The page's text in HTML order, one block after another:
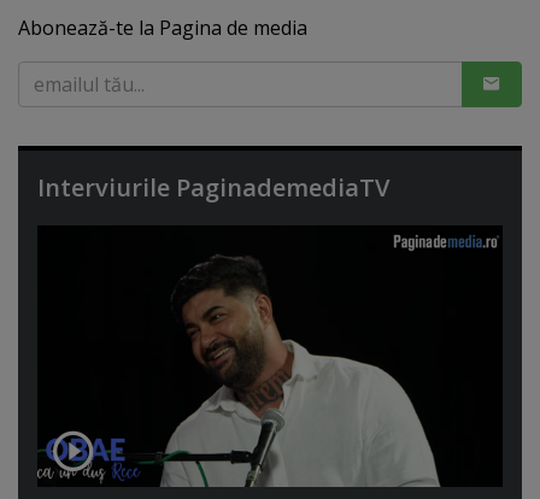
Abonează-te la Pagina de media
Interviurile PaginademediaTV